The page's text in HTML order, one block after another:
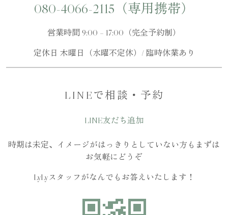
080-4066-2115（専用携帯）
営業時間 9:00 – 17:00（完全予約制）
定休日 木曜日（水曜不定休）/ 臨時休業あり
LINEで相談・予約
LINE友だち追加
時期は未定、イメージがはっきりとしていない方もまずは
お気軽にどうぞ
LyLyスタッフがなんでもお答えいたします！